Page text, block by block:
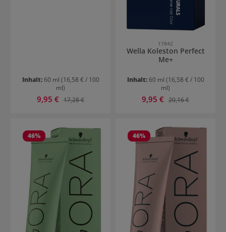
Inhalt: 60 ml (16,58 € / 100
ml)
Verkaufspreis:
9,95 € Regulärer Preis:
17,28 €
17842
Wella Koleston Perfect
Me+
Inhalt: 60 ml (16,58 € / 100
ml)
Verkaufspreis:
9,95 € Regulärer Preis:
20,16 €
46% 46%